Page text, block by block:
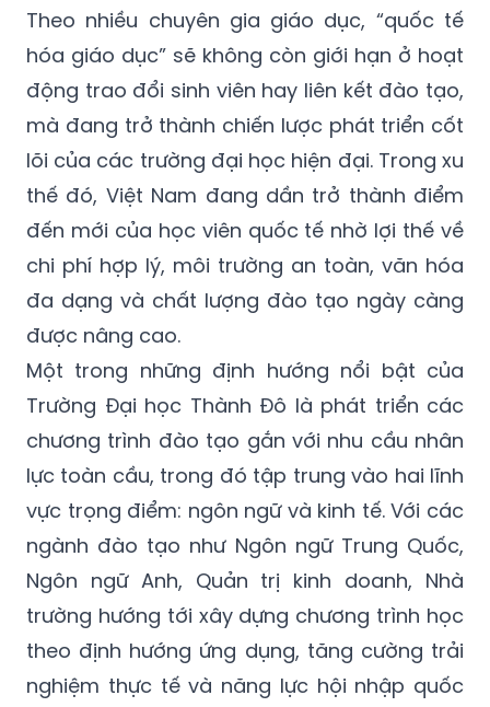
Theo nhiều chuyên gia giáo dục, “quốc tế
hóa giáo dục” sẽ không còn giới hạn ở hoạt
động trao đổi sinh viên hay liên kết đào tạo,
mà đang trở thành chiến lược phát triển cốt
lõi của các trường đại học hiện đại. Trong xu
thế đó, Việt Nam đang dần trở thành điểm
đến mới của học viên quốc tế nhờ lợi thế về
chi phí hợp lý, môi trường an toàn, văn hóa
đa dạng và chất lượng đào tạo ngày càng
được nâng cao.
Một trong những định hướng nổi bật của
Trường Đại học Thành Đô là phát triển các
chương trình đào tạo gắn với nhu cầu nhân
lực toàn cầu, trong đó tập trung vào hai lĩnh
vực trọng điểm: ngôn ngữ và kinh tế. Với các
ngành đào tạo như Ngôn ngữ Trung Quốc,
Ngôn ngữ Anh, Quản trị kinh doanh, Nhà
trường hướng tới xây dựng chương trình học
theo định hướng ứng dụng, tăng cường trải
nghiệm thực tế và năng lực hội nhập quốc